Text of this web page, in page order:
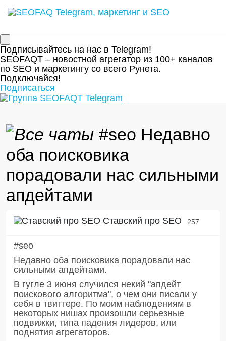
Подписывайтесь на нас в Telegram!
SEOFAQT – новостной агрегатор из 100+ каналов
по SEO и маркетингу со всего Рунета.
Подключайся!
Подписаться
#seo Недавно
оба поисковика
порадовали нас сильными
апдейтами
Ставский про SEO 257
#seo
Недавно оба поисковика порадовали нас
сильными апдейтами.
В гугле 3 июня случился некий "апдейт
поискового алгоритма", о чем они писали у
себя в твиттере. По моим наблюдениям в
некоторых нишах произошли серьезные
подвижки, типа падения лидеров, или
поднятия агрегаторов.